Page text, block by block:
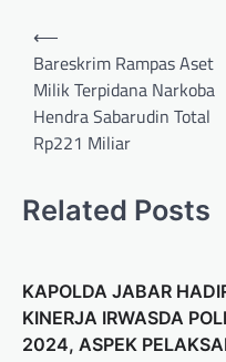
⟵
Bareskrim Rampas Aset
Milik Terpidana Narkoba
Hendra Sabarudin Total
Rp221 Miliar
Related Posts
KAPOLDA JABAR
KINERJA IRWASDA
2024, ASPEK